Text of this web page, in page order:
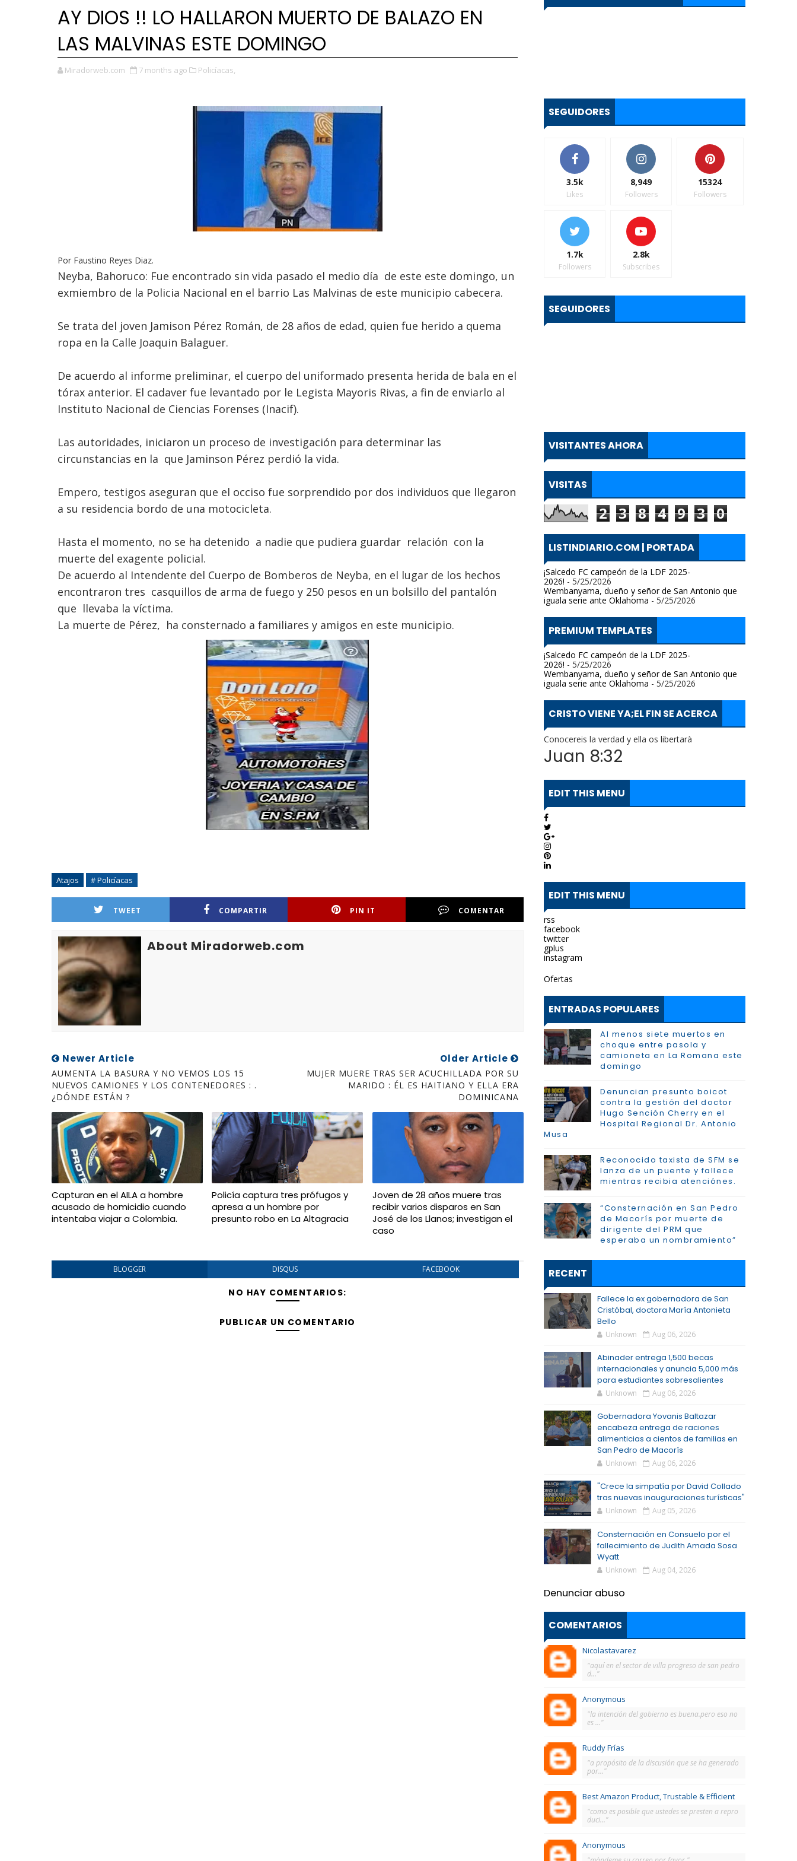
AY DIOS !! LO HALLARON MUERTO DE BALAZO EN
LAS MALVINAS ESTE DOMINGO
Miradorweb.com 7 months ago Policíacas,
Por Faustino Reyes Diaz.
Neyba, Bahoruco: Fue encontrado sin vida pasado el medio día de este este domingo, un
exmiembro de la Policia Nacional en el barrio Las Malvinas de este municipio cabecera.
Se trata del joven Jamison Pérez Román, de 28 años de edad, quien fue herido a quema
ropa en la Calle Joaquin Balaguer.
De acuerdo al informe preliminar, el cuerpo del uniformado presenta herida de bala en el
tórax anterior. El cadaver fue levantado por le Legista Mayoris Rivas, a fin de enviarlo al
Instituto Nacional de Ciencias Forenses (Inacif).
Las autoridades, iniciaron un proceso de investigación para determinar las
circunstancias en la que Jaminson Pérez perdió la vida.
Empero, testigos aseguran que el occiso fue sorprendido por dos individuos que llegaron
a su residencia bordo de una motocicleta.
Hasta el momento, no se ha detenido a nadie que pudiera guardar relación con la
muerte del exagente policial.
De acuerdo al Intendente del Cuerpo de Bomberos de Neyba, en el lugar de los hechos
encontraron tres casquillos de arma de fuego y 250 pesos en un bolsillo del pantalón
que llevaba la víctima.
La muerte de Pérez, ha consternado a familiares y amigos en este municipio.
Atajos # Policíacas
TWEET COMPARTIR PIN IT COMENTAR
About Miradorweb.com
Newer Article
AUMENTA LA BASURA Y NO VEMOS LOS 15
NUEVOS CAMIONES Y LOS CONTENEDORES : .
¿DÓNDE ESTÁN ?
Older Article
MUJER MUERE TRAS SER ACUCHILLADA POR SU
MARIDO : ÉL ES HAITIANO Y ELLA ERA
DOMINICANA
Capturan en el AILA a hombre
acusado de homicidio cuando
intentaba viajar a Colombia.
Policía captura tres prófugos y
apresa a un hombre por
presunto robo en La Altagracia
Joven de 28 años muere tras
recibir varios disparos en San
José de los Llanos; investigan el
caso
BLOGGER DISQUS FACEBOOK
NO HAY COMENTARIOS:
PUBLICAR UN COMENTARIO
SEGUIDORES
3.5k
Likes
8,949
Followers
15324
Followers
1.7k
Followers
2.8k
Subscribes
SEGUIDORES
VISITANTES AHORA
VISITAS
2 3 8 4 9 3 0
LISTINDIARIO.COM | PORTADA
¡Salcedo FC campeón de la LDF 2025-
2026! - 5/25/2026
Wembanyama, dueño y señor de San Antonio que
iguala serie ante Oklahoma - 5/25/2026
PREMIUM TEMPLATES
¡Salcedo FC campeón de la LDF 2025-
2026! - 5/25/2026
Wembanyama, dueño y señor de San Antonio que
iguala serie ante Oklahoma - 5/25/2026
CRISTO VIENE YA;EL FIN SE ACERCA
Conocereis la verdad y ella os libertarà
Juan 8:32
EDIT THIS MENU
EDIT THIS MENU
rss
facebook
twitter
gplus
instagram
Ofertas
ENTRADAS POPULARES
Al menos siete muertos en
choque entre pasola y
camioneta en La Romana este
domingo
Denuncian presunto boicot
contra la gestión del doctor
Hugo Sención Cherry en el
Hospital Regional Dr. Antonio
Musa
Reconocido taxista de SFM se
lanza de un puente y fallece
mientras recibia atenciónes.
“Consternación en San Pedro
de Macorís por muerte de
dirigente del PRM que
esperaba un nombramiento”
RECENT
Fallece la ex gobernadora de San
Cristóbal, doctora María Antonieta
Bello
Unknown Aug 06, 2026
Abinader entrega 1,500 becas
internacionales y anuncia 5,000 más
para estudiantes sobresalientes
Unknown Aug 06, 2026
Gobernadora Yovanis Baltazar
encabeza entrega de raciones
alimenticias a cientos de familias en
San Pedro de Macorís
Unknown Aug 06, 2026
"Crece la simpatía por David Collado
tras nuevas inauguraciones turísticas"
Unknown Aug 05, 2026
Consternación en Consuelo por el
fallecimiento de Judith Amada Sosa
Wyatt
Unknown Aug 04, 2026
Denunciar abuso
COMENTARIOS
Nicolastavarez
"aquí en el sector de villa progreso de san pedro
d..."
Anonymous
"la intención del gobierno es buena.pero eso no
es ..."
Ruddy Frías
"a propósito de la discusión que se ha generado
por..."
Best Amazon Product, Trustable & Efficient
"como es posible que ustedes se presten a repro
duci..."
Anonymous